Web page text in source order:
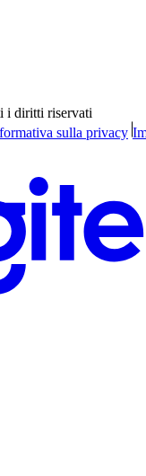
i diritti riservati
sulla privacy